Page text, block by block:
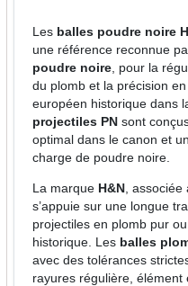
Les balles poudre noire
une référence reconnue
poudre noire, pour la
du plomb et la précision
européen historique dans
projectiles PN sont
optimal dans le canon et
charge de poudre noire.
La marque H&N ,
s’appuie sur une longue
projectiles en plomb pur
historique. Les balles
avec des tolérances
rayures régulière, élément